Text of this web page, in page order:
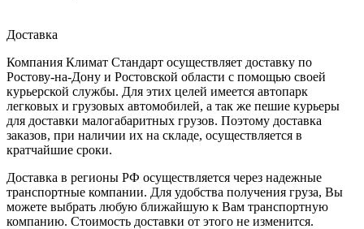
Доставка
Компания Климат Стандарт осуществляет доставку по
Ростову-на-Дону и Ростовской области с помощью своей
курьерской службы. Для этих целей имеется автопарк
легковых и грузовых автомобилей, а так же пешие курьеры
для доставки малогабаритных грузов. Поэтому доставка
заказов, при наличии их на складе, осуществляется в
кратчайшие сроки.
Доставка в регионы РФ осуществляется через надежные
транспортные компании. Для удобства получения груза, Вы
можете выбрать любую ближайшую к Вам транспортную
компанию. Стоимость доставки от этого не изменится.